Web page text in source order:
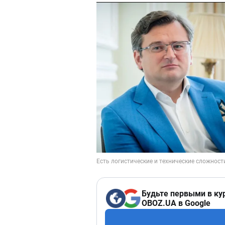
Будьте первыми в
OBOZ.UA в Google